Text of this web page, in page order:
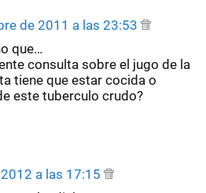
de 2011 a las 23:53
que…
consulta sobre el jugo de la
tiene que estar cocida o
este tuberculo crudo?
a las 17:15